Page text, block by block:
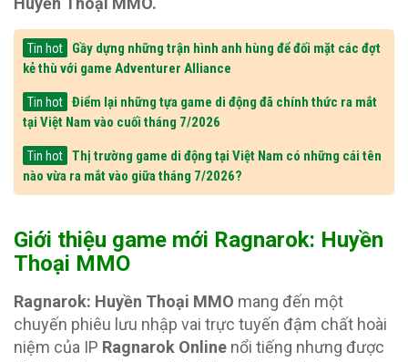
Tin hot
Gầy dựng những trận hình anh hùng để đối mặt các đợt
kẻ thù với game Adventurer Alliance
Tin hot
Điểm lại những tựa game di động đã chính thức ra mắt
tại Việt Nam vào cuối tháng 7/2026
Tin hot
Thị trường game di động tại Việt Nam có những cái tên
nào vừa ra mắt vào giữa tháng 7/2026?
Giới thiệu game mới Ragnarok: Huyền
Thoại MMO
Ragnarok: Huyền Thoại MMO mang đến một
chuyến phiêu lưu nhập vai trực tuyến đậm chất hoài
niệm của IP Ragnarok Online nổi tiếng nhưng được